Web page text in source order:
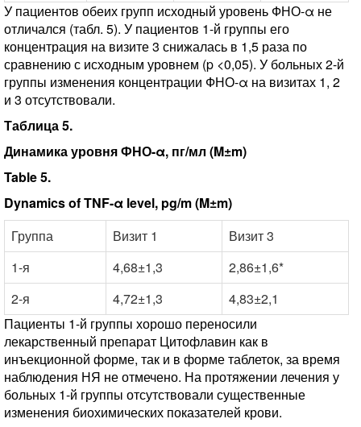
У пациентов обеих групп исходный уровень ФНО-α не
отличался (табл. 5). У пациентов 1-й группы его
концентрация на визите 3 снижалась в 1,5 раза по
сравнению с исходным уровнем (p <0,05). У больных 2-й
группы изменения концентрации ФНО-α на визитах 1, 2
и 3 отсутствовали.
Таблица 5.
Динамика уровня ФНО-α, пг/мл (M±m)
Table 5.
Dynamics of TNF-α level, pg/m (M±m)
Группа
Визит 1
Визит 3
1-я
4,68±1,3
2,86±1,6*
2-я
4,72±1,3
4,83±2,1
Пациенты 1-й группы хорошо переносили
лекарственный препарат Цитофлавин как в
инъекционной форме, так и в форме таблеток, за время
наблюдения НЯ не отмечено. На протяжении лечения у
больных 1-й группы отсутствовали существенные
изменения биохимических показателей крови.